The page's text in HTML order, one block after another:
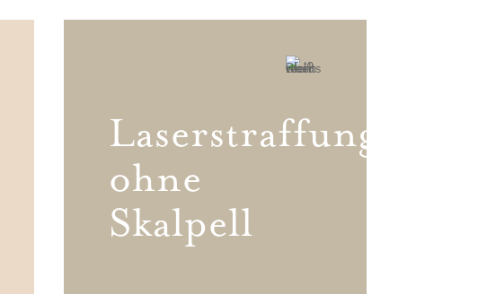
Laserstraffung
ohne
Skalpell